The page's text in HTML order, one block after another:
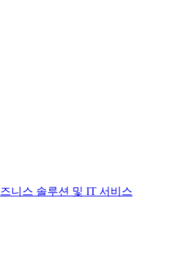
즈니스 솔루션 및 IT 서비스